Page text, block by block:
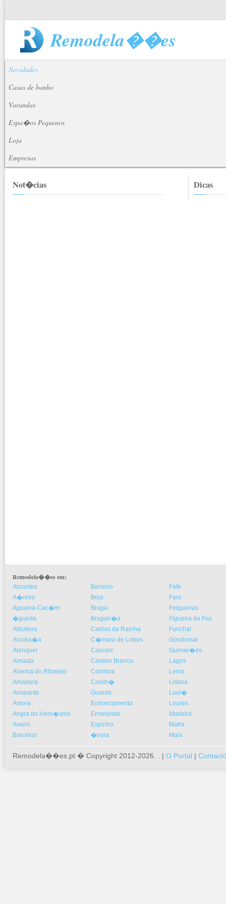
Remodela��es
Novidades
Casas de banho
Varandas
Espa�os Pequenos
Loja
Empresas
Not�cias Dicas
Remodela��es em:
Abrantes
A�ores
Agualva-Cac�m
�gueda
Albufeira
Alcoba�a
Alenquer
Almada
Alverca do Ribatejo
Amadora
Amarante
Amora
Angra do Hero�smo
Aveiro
Barcelos
Barreiro
Beja
Braga
Bragan�a
Caldas da Rainha
C�mara de Lobos
Cascais
Castelo Branco
Coimbra
Covilh�
Guarda
Entroncamento
Ermesinde
Espinho
�vora
Fafe
Faro
Felgueiras
Figueira da Foz
Funchal
Gondomar
Guimar�es
Lagos
Leiria
Lisboa
Loul�
Loures
Madeira
Mafra
Maia
Remodela��es.pt � Copyright 2012-2026. . | O Portal |